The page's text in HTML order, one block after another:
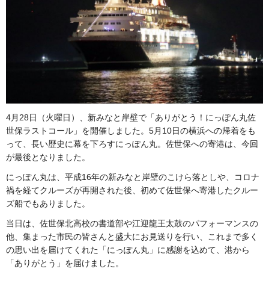
4月28日（火曜日）、新みなと岸壁で「ありがとう！にっぽん丸佐
世保ラストコール」を開催しました。5月10日の横浜への帰着をも
って、長い歴史に幕を下ろすにっぽん丸。佐世保への寄港は、今回
が最後となりました。
にっぽん丸は、平成16年の新みなと岸壁のこけら落としや、コロナ
禍を経てクルーズが再開された後、初めて佐世保へ寄港したクルー
ズ船でもありました。
当日は、佐世保北高校の書道部や江迎龍王太鼓のパフォーマンスの
他、集まった市民の皆さんと盛大にお見送りを行い、これまで多く
の思い出を届けてくれた「にっぽん丸」に感謝を込めて、港から
「ありがとう」を届けました。